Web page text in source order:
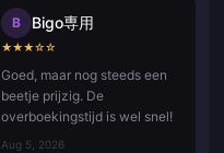
B Bigo専用
★★★☆☆
Goed, maar nog steeds een
beetje prijzig. De
overboekingstijd is wel snel!
Aug 5, 2026